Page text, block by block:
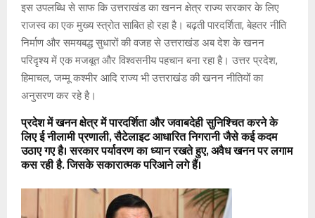
इस उपलब्धि से साफ कि उत्तराखंड का खनन क्षेत्र राज्य सरकार के लिए
राजस्व का एक मुख्य स्त्रोत साबित हो रहा है। बढ़ती पारदर्शिता, बेहतर नीति
निर्माण और समयबद्ध सुधारों की वजह से उत्तराखंड अब देश के खनन
परिदृश्य में एक मजबूत और विश्वसनीय पहचान बना रहा है। उत्तर प्रदेश,
हिमाचल, जम्मू कश्मीर आदि राज्य भी उत्तराखंड की खनन नीतियों का
अनुसरण कर रहे है।
प्रदेश में खनन क्षेत्र में पारदर्शिता और जवाबदेही सुनिश्चित करने के
लिए ई नीलामी प्रणाली, सैटेलाइट आधारित निगरानी जैसे कई कदम
उठाए गए है। सरकार पर्यावरण का ध्यान रखते हुए, अवैध खनन पर लगाम
कस रही है. जिसके सकारात्मक परिआने लगे हैं।